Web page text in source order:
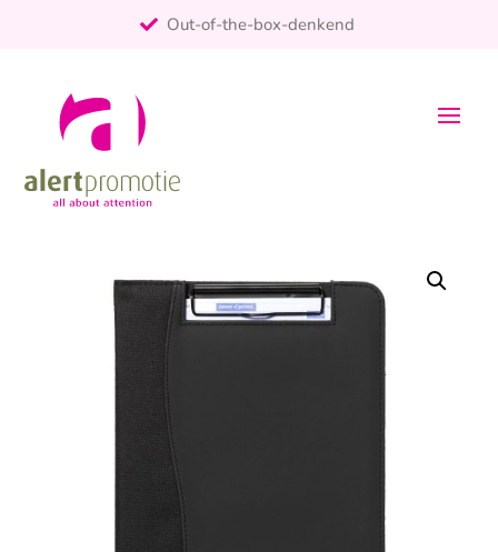
Out-of-the-box-denkend